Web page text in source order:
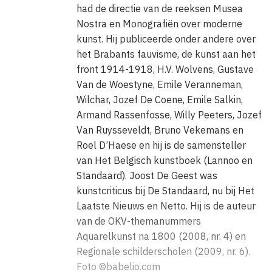
Salons, met als uitschieters het panoramaHistoire du
tijdens de Wereldtentoonstelling van 1889 en een
retrospectieve (200 werken) in de Ecole des Beaux-Arts,
in 1900, met een inleiding van Robert de Montesquiou.
Dat was het toppunt van een carrière in Parijs.
Stevens groeide op in Brussel. Zijn vader kwam uit Puurs,
en bezat een kunstverzameling met o.a. aquarellen van
Delacroix. De moeder was Brusselse. Haar ouders
hielden Café de l’Amitié open op het Koningsplein. Daar
kwamen vele Franse bannelingen, politici, journalisten
enz. Voor de kinderen die daar geboren werden en
opgroeiden: de dierenschilder Jozef (1816-1892), de
jong gestorven Juliette (1818-1834), Alfred (1823-
1906) en Arthur (1825-1890) waren die contacten een
uitstekende leerschool.
had de directie van de reeksen Musea
Nostra en Monografiën over moderne
kunst. Hij publiceerde onder andere over
het Brabants fauvisme, de kunst aan het
front 1914-1918, H.V. Wolvens, Gustave
Van de Woestyne, Emile Veranneman,
Wilchar, Jozef De Coene, Emile Salkin,
Armand Rassenfosse, Willy Peeters, Jozef
Van Ruysseveldt, Bruno Vekemans en
Roel D’Haese en hij is de samensteller
van Het Belgisch kunstboek (Lannoo en
Standaard). Joost De Geest was
kunstcriticus bij De Standaard, nu bij Het
Laatste Nieuws en Netto. Hij is de auteur
van de OKV-themanummers
Aquarelkunst na 1800 (2008, nr. 4) en
Regionale schilderscholen (2009, nr. 6).
Foto ©babelio.com